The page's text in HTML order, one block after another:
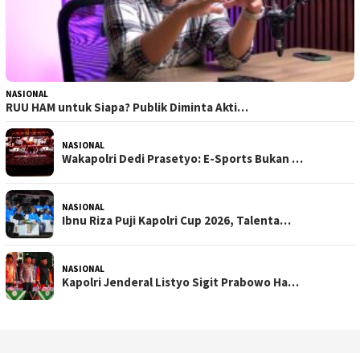
NASIONAL
RUU HAM untuk Siapa? Publik Diminta Akti…
NASIONAL
Wakapolri Dedi Prasetyo: E-Sports Bukan …
NASIONAL
Ibnu Riza Puji Kapolri Cup 2026, Talenta…
NASIONAL
Kapolri Jenderal Listyo Sigit Prabowo Ha…